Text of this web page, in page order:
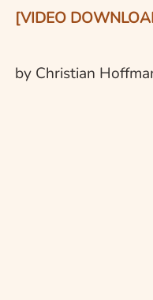
[VIDEO
by Christian